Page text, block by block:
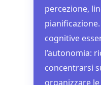
percezione,
cognitive
l’autonomia:
concentrarsi
organizzare